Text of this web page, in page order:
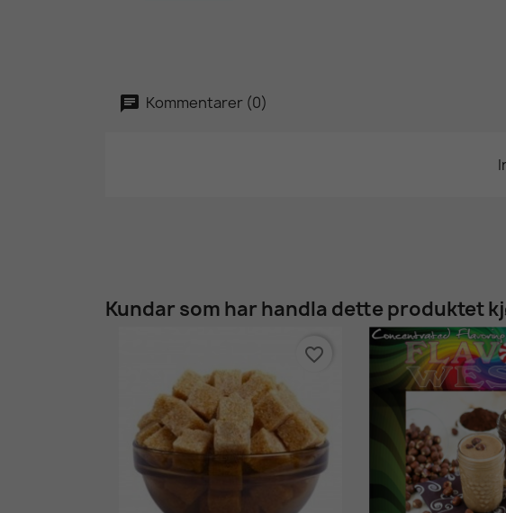
Kommentarer (0)
Kundar som har handla dette produktet
favorite_border